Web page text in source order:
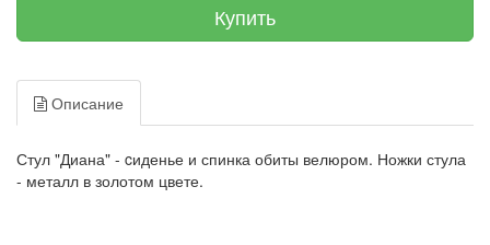
Купить
Описание
Стул "Диана" - cиденье и спинка обиты велюром. Ножки стула
- металл в золотом цвете.